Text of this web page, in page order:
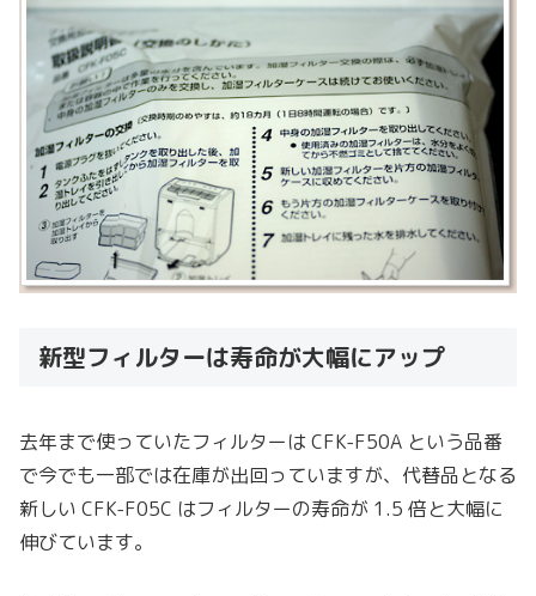
新型フィルターは寿命が大幅にアップ
去年まで使っていたフィルターは CFK-F50A という品番
で今でも一部では在庫が出回っていますが、代替品となる
新しい CFK-F05C はフィルターの寿命が 1.5 倍と大幅に
伸びています。